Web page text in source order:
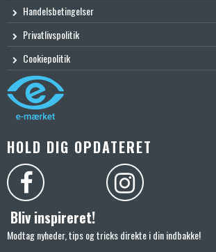
Handelsbetingelser
Privatlivspolitik
Cookiepolitik
HOLD DIG OPDATERET
Bliv inspireret!
Modtag nyheder, tips og tricks direkte i din indbakke!